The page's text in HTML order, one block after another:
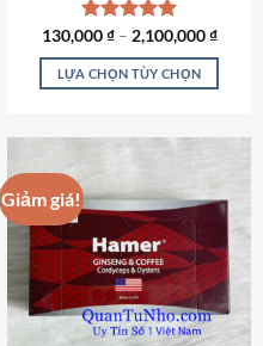
Được xếp
hạng5.00
5 sao
130,000₫– 2,100,000₫
LỰA CHỌN TÙY CHỌN
nhiều
biến
thể.
Các
tùy
chọn
Giảm giá!